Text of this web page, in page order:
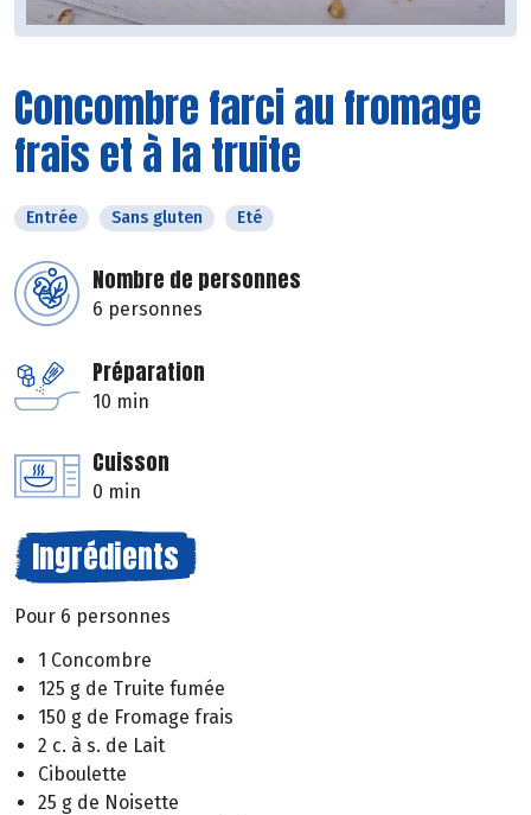
Concombre farci au fromage
frais et à la truite
Entrée Sans gluten Eté
Nombre de personnes
6 personnes
Préparation
10 min
Cuisson
0 min
Ingrédients
Pour 6 personnes
1 Concombre
125 g de Truite fumée
150 g de Fromage frais
2 c. à s. de Lait
Ciboulette
25 g de Noisette